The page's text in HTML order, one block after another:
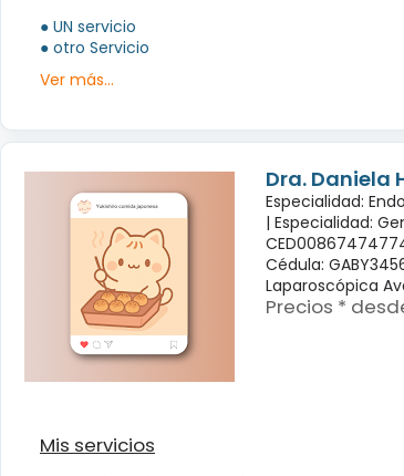
● UN servicio
● otro Servicio
Ver más...
Dra. Daniela
Especialidad:
| Especialidad:
Cédula:
Laparoscópica
Precios *
Mis servicios